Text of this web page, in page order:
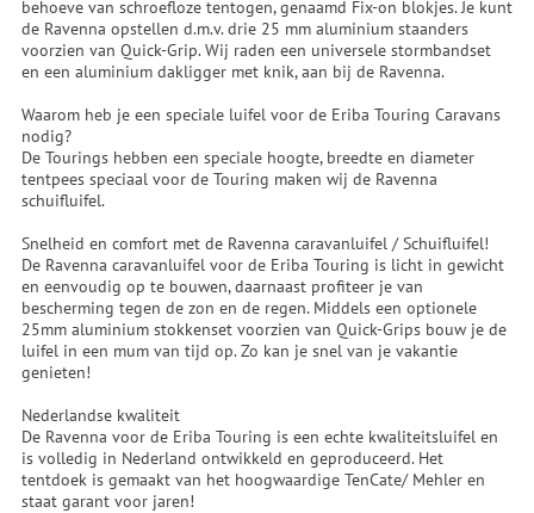
behoeve van schroefloze tentogen, genaamd Fix-on blokjes. Je kunt
de Ravenna opstellen d.m.v. drie 25 mm aluminium staanders
voorzien van Quick-Grip. Wij raden een universele stormbandset
en een aluminium dakligger met knik, aan bij de Ravenna.
Waarom heb je een speciale luifel voor de Eriba Touring Caravans
nodig?
De Tourings hebben een speciale hoogte, breedte en diameter
tentpees speciaal voor de Touring maken wij de Ravenna
schuifluifel.
Snelheid en comfort met de Ravenna caravanluifel / Schuifluifel!
De Ravenna caravanluifel voor de Eriba Touring is licht in gewicht
en eenvoudig op te bouwen, daarnaast profiteer je van
bescherming tegen de zon en de regen. Middels een optionele
25mm aluminium stokkenset voorzien van Quick-Grips bouw je de
luifel in een mum van tijd op. Zo kan je snel van je vakantie
genieten!
Nederlandse kwaliteit
De Ravenna voor de Eriba Touring is een echte kwaliteitsluifel en
is volledig in Nederland ontwikkeld en geproduceerd. Het
tentdoek is gemaakt van het hoogwaardige TenCate/ Mehler en
staat garant voor jaren!